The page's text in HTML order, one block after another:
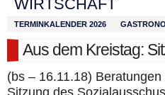
WIRTSCHAFT
TERMINKALENDER 2026
Aus dem Kreistag:
(bs – 16.11.18)
Sitzung des